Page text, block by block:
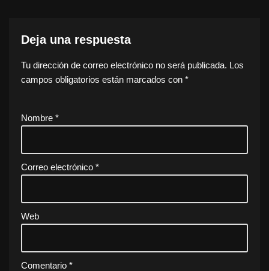
Deja una respuesta
Tu dirección de correo electrónico no será publicada. Los
campos obligatorios están marcados con *
Nombre *
Correo electrónico *
Web
Comentario *